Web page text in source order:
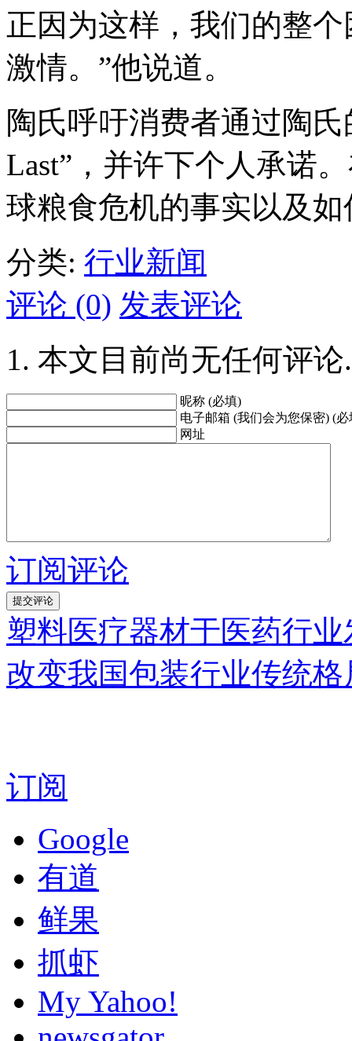
正因为这样，我们的整
激情。”他说道。
陶氏呼吁消费者通过陶
Last”，并许下个人承诺
球粮食危机的事实以及
分类: 行业新闻
评论 (0) 发表评论
本文目前尚无任何评论.
昵称 (必填)
电子邮箱 (我们会为您保密) (必
网址
订阅评论
塑料医疗器材于医药行
改变我国包装行业传统格
订阅
Google
有道
鲜果
抓虾
My Yahoo!